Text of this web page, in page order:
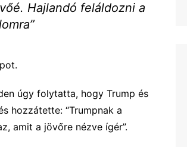
Hajlandó feláldozni a
úgy folytatta, hogy Trump és
hozzátette: “Trumpnak a
amit a jövőre nézve ígér”.